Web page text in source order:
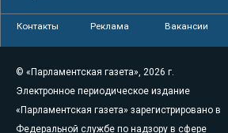
Контакты Реклама Вакансии
© «Парламентская газета», 2026 г.
Электронное периодическое издание
«Парламентская газета» зарегистрировано в
Федеральной службе по надзору в сфере